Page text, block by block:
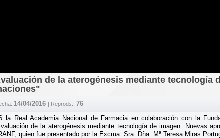
de la aterogénesis mediante tecnología
14/04/2016 | Reprods.: 76
la Real Academia Nacional de Farmacia en colaboración con la
de la aterogénesis mediante tecnología de imagen: Nuevas
quien fue presentado por la Excma. Sra. Dña. Mª Teresa Miras